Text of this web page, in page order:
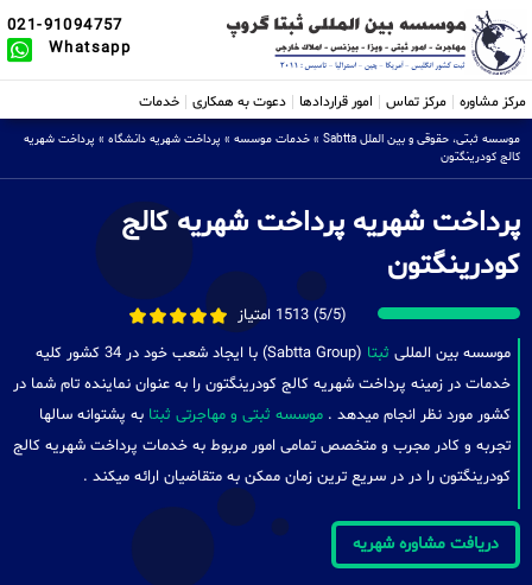
021-91094757
Whatsapp
مرکز مشاوره مرکز تماس امور قراردادها دعوت به همکاری خدمات
موسسه ثبتی، حقوقی و بین الملل Sabtta » خدمات موسسه » پرداخت شهریه دانشگاه » پرداخت شهریه
کالج کودرینگتون
پرداخت شهریه پرداخت شهریه کالج
کودرینگتون
(5/5) 1513 امتیاز
موسسه بین المللی ثبتا
(Sabtta Group) با ایجاد شعب خود در 34 کشور کلیه
خدمات در زمینه پرداخت شهریه کالج کودرینگتون را به عنوان نماینده تام شما در
کشور مورد نظر انجام میدهد . موسسه ثبتی و مهاجرتی ثبتا به پشتوانه سالها
تجربه و کادر مجرب و متخصص تمامی امور مربوط به خدمات پرداخت شهریه کالج
کودرینگتون را در در سریع ترین زمان ممکن به متقاضیان ارائه میکند .
دریافت مشاوره شهریه